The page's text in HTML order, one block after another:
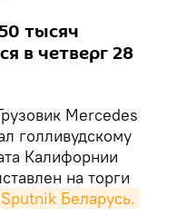
тысяч
в четверг 28
Mercedes
голливудскому
Калифорнии
на торги
Sputnik Беларусь.